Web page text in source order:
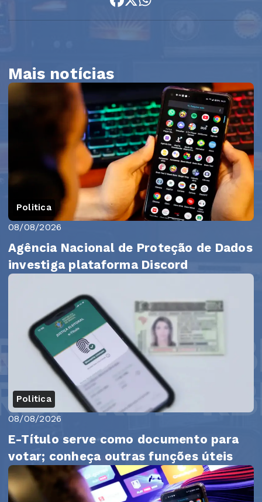
Mais notícias
Politica
08/08/2026
Agência Nacional de Proteção de Dados
investiga plataforma Discord
Politica
08/08/2026
E-Título serve como documento para
votar; conheça outras funções úteis